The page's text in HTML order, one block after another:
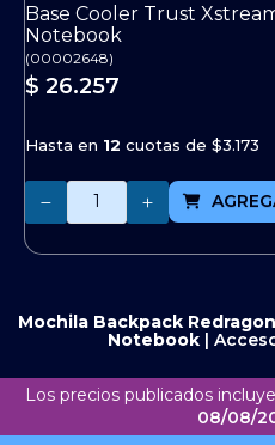
Base Cooler Trust
Notebook
(00002648)
$ 26.257
Hasta en 12 cuotas de $3.173
Mochila Backpack
Notebook |
Los precios publicados
08/08/